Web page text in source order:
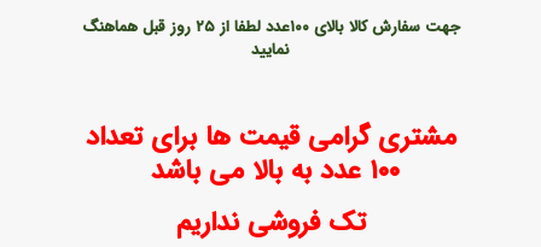
جهت سفارش کالا بالای ۱۰۰عدد لطفا از ۲۵
روز قبل هماهنگ
نمایید
مشتری گرامی قیمت ها برای تعداد
۱۰۰ عدد به بالا می باشد
تک فروشی نداریم